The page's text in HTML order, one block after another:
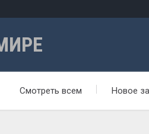
Смотреть всем Новое